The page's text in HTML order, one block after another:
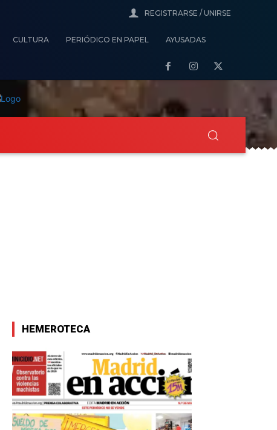
REGISTRARSE / UNIRSE
CULTURA PERIÓDICO EN PAPEL AYUSADAS
Periódico en
HEMEROTECA